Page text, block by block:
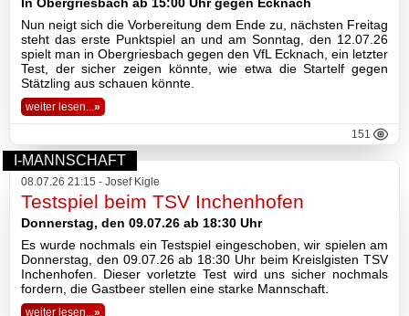
2018
2017
2016
2015
2014
2012
Nun neigt sich die Vorbereitung dem Ende zu, nächsten Freitag
steht das erste Punktspiel an und am Sonntag, den 12.07.26
spielt man in Obergriesbach gegen den VfL Ecknach, ein letzter
Test, der sicher zeigen könnte, wie etwa die Startelf gegen
Stätzling aus schauen könnte.
weiter lesen... »
151
I-MANNSCHAFT
08.07.26 21:15 - Josef Kigle
Testspiel beim TSV Inchenhofen
Donnerstag, den 09.07.26 ab 18:30 Uhr
Es wurde nochmals ein Testspiel eingeschoben, wir spielen am
Donnerstag, den 09.07.26 ab 18:30 Uhr beim Kreislgisten TSV
Inchenhofen. Dieser vorletzte Test wird uns sicher nochmals
fordern, die Gastbeer stellen eine starke Mannschaft.
weiter lesen...»